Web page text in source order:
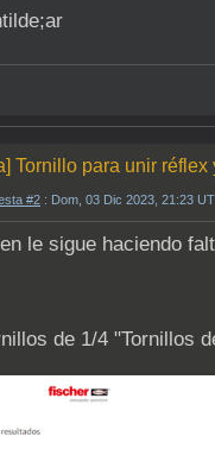
Tornillo para unir
#2 : Dom, 03 Dic 2023, 21:23
le sigue haciendo
de 1/4 "Tornillos